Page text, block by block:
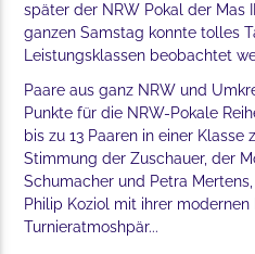
später der NRW Pokal der Mas
ganzen Samstag konnte tolles
Leistungsklassen beobachtet
Paare aus ganz NRW und
Punkte für die NRW-Pokale
bis zu 13 Paaren in einer
Stimmung der Zuschauer, der
Schumacher und Petra
Philip Koziol mit ihrer
Turnieratmoshpär...